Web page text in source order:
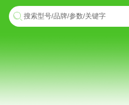
搜索型号/品牌/参数/关键字